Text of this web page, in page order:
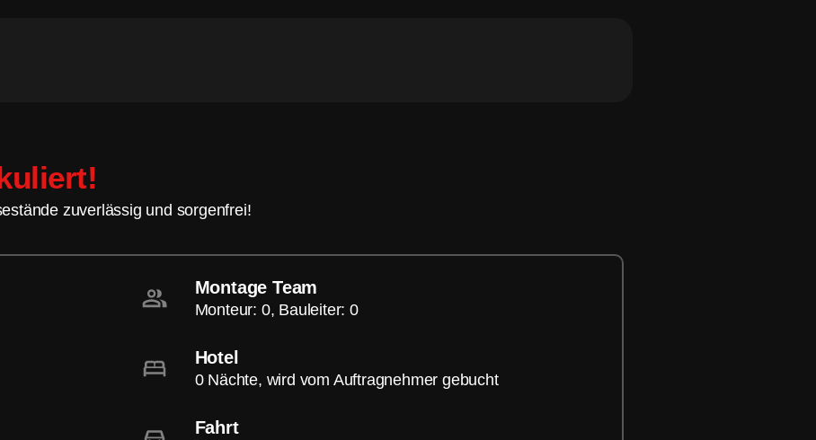
zuverlässig und sorgenfrei!
Montage Team
Monteur: 0, Bauleiter: 0
Hotel
0 Nächte, wird vom Auftragnehmer gebucht
Fahrt